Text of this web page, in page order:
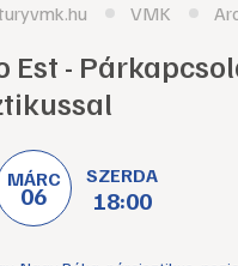
VMK
Est -
MÁRC
06
SZERDA
18:00